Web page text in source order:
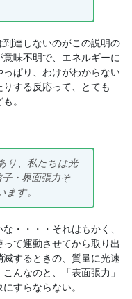
達しないのがこの説明の
味不明で、エネルギーに
ぱり、わけがわからない
する反応って、とても
。
り、私たちは光
・界面張力そ
す。
・・・・それはもかく、
て運動させてから取り出
するときの、質量に光速
んなのと、「表面張力」
すらならない。